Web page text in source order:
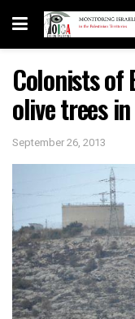
Colonists of
olive trees in
September 26, 2013